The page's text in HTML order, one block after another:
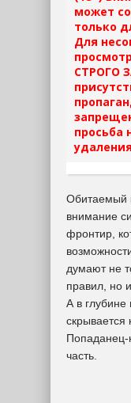
может
только
Для
СТРОГО
просьба
Обитаемый
внимание
фронтир,
думают не
правил, но
А в
скрывается
Попаданец-
часть.